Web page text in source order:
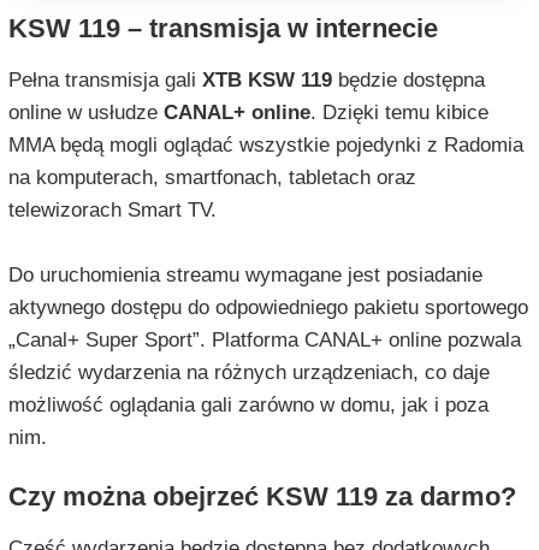
KSW 119 – transmisja w internecie
Pełna transmisja gali XTB KSW 119będzie dostępna
online w usłudze CANAL+ online. Dzięki temu kibice
MMA będą mogli oglądać wszystkie pojedynki z Radomia
na komputerach, smartfonach, tabletach oraz
telewizorach Smart TV.
Do uruchomienia streamu wymagane jest posiadanie
aktywnego dostępu do odpowiedniego pakietu sportowego
„Canal+ Super Sport”. Platforma CANAL+ online pozwala
śledzić wydarzenia na różnych urządzeniach, co daje
możliwość oglądania gali zarówno w domu, jak i poza
nim.
Czy można obejrzeć KSW 119 za darmo?